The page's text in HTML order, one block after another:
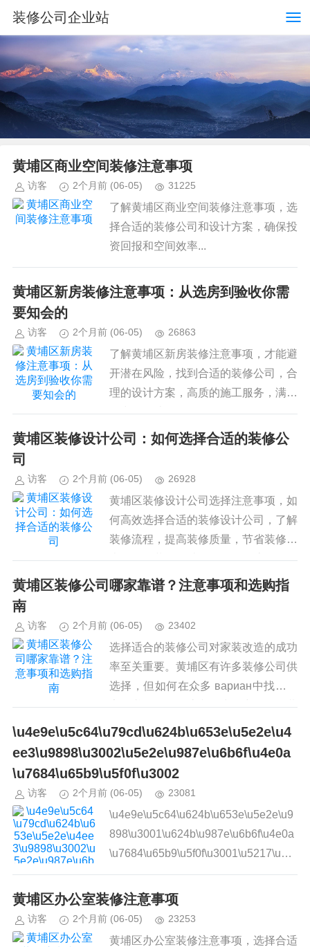
装修公司企业站
黄埔区商业空间装修注意事项
访客 2个月前 (06-05) 31225
了解黄埔区商业空间装修注意事项，选
择合适的装修公司和设计方案，确保投
资回报和空间效率...
黄埔区新房装修注意事项：从选房到验收你需
要知会的
访客 2个月前 (06-05) 26863
了解黄埔区新房装修注意事项，才能避
开潜在风险，找到合适的装修公司，合
理的设计方案，高质的施工服务，满意
的空间改造效果。...
黄埔区装修设计公司：如何选择合适的装修公
司
访客 2个月前 (06-05) 26928
黄埔区装修设计公司选择注意事项，如
何高效选择合适的装修设计公司，了解
装修流程，提高装修质量，节省装修成
本，了解装修设计公司的工作流程，如
何与装修设计公司合作...
黄埔区装修公司哪家靠谱？注意事项和选购指
南
访客 2个月前 (06-05) 23402
选择适合的装修公司对家装改造的成功
率至关重要。黄埔区有许多装修公司供
选择，但如何在众多 вариан中找出一
家靠谱的公司？该文将为您详细介绍黄
埔区装修公司的注意事项和选购指南，
\u4e9e\u5c64\u79cd\u624b\u653e\u5e2e\u4
ee3\u9898\u3002\u5e2e\u987e\u6b6f\u4e0a
\u7684\u65b9\u5f0f\u3002
访客 2个月前 (06-05) 23081
\u4e9e\u5c64\u624b\u653e\u5e2e\u9
898\u3001\u624b\u987e\u6b6f\u4e0a
\u7684\u65b9\u5f0f\u3001\u5217\u5
b...
黄埔区办公室装修注意事项
访客 2个月前 (06-05) 23253
黄埔区办公室装修注意事项，选择合适